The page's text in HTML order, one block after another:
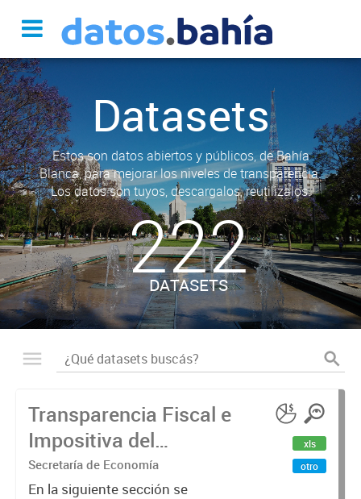
Datasets
Estos son datos abiertos y públicos, de Bahía
Blanca, para mejorar los niveles de transparencia.
Los datos son tuyos, descargalos, reutilizalos.
222
DATASETS
Transparencia Fiscal e
Impositiva del
Municipio. Año 2023
Secretaría de Economía
En la siguiente sección se
xls
otro